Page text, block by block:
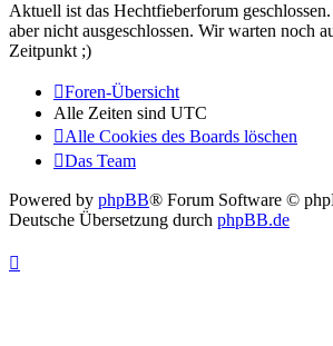
Aktuell ist das Hechtfieberforum
aber nicht ausgeschlossen. Wir warten noch
Zeitpunkt ;)
Foren-Übersicht
Alle Zeiten sind UTC
Alle Cookies des Boards löschen
Das Team
Powered by phpBB® Forum Software ©
Deutsche Übersetzung durch phpBB.de